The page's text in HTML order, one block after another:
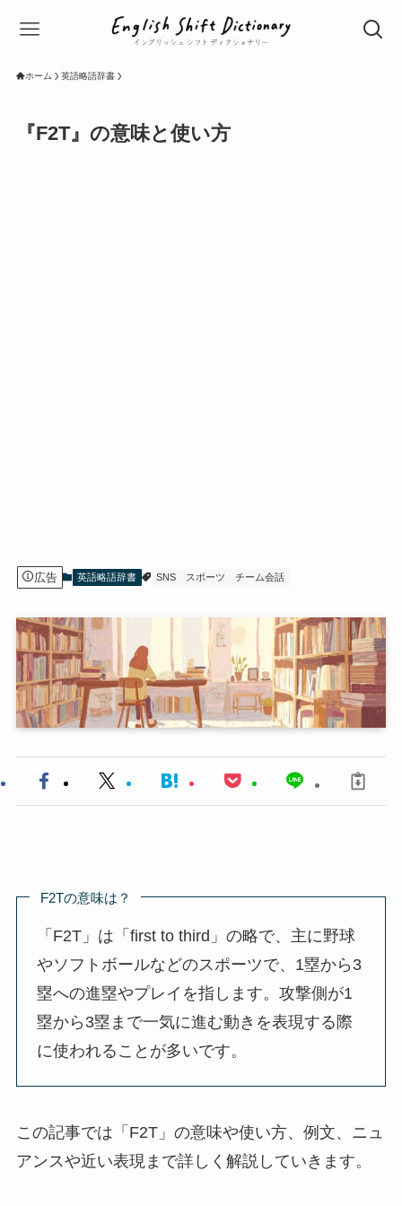
ホーム 英語略語辞書
『F2T』の意味と使い方
広告 英語略語辞書 SNS スポーツ チーム会話
F2Tの意味は？
「F2T」は「first to third」の略で、主に野球
やソフトボールなどのスポーツで、1塁から3
塁への進塁やプレイを指します。攻撃側が1
塁から3塁まで一気に進む動きを表現する際
に使われることが多いです。
この記事では「F2T」の意味や使い方、例文、ニュ
アンスや近い表現まで詳しく解説していきます。